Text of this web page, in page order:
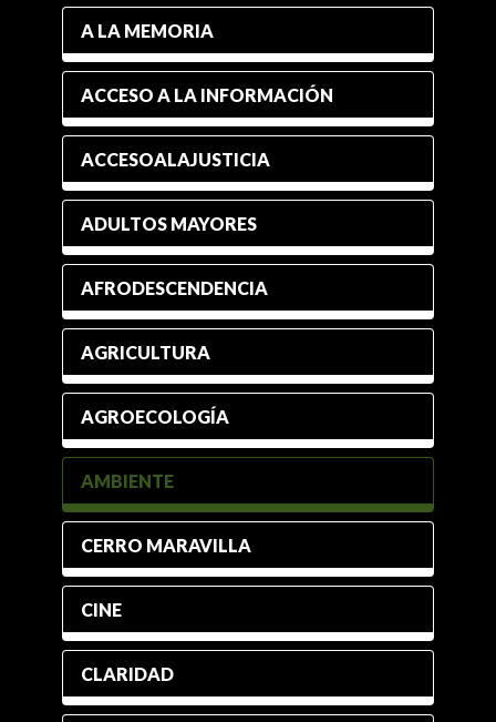
A LA MEMORIA
ACCESO A LA INFORMACIÓN
ACCESOALAJUSTICIA
ADULTOS MAYORES
AFRODESCENDENCIA
AGRICULTURA
AGROECOLOGÍA
AMBIENTE
CERRO MARAVILLA
CINE
CLARIDAD